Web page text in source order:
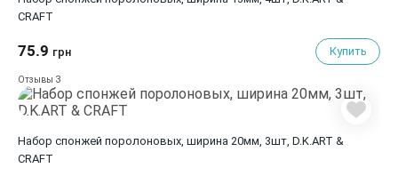
СRAFT
75.9 грн Купить
Отзывы 3
Набор спонжей поролоновых, ширина 20мм, 3шт, D.K.ART &
СRAFT